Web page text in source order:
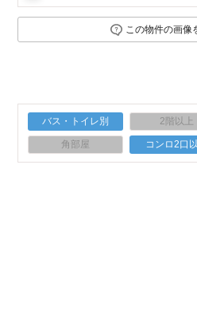
この物件の画像
バス・トイレ別 2階以上
角部屋 コンロ2口